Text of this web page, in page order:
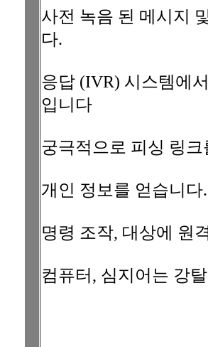
사전 녹음 된 메시지
다.
응답 (IVR) 시스템에
입니다
궁극적으로 피싱 링
개인 정보를 얻습니
명령 조작, 대상에 원
컴퓨터, 심지어는 강